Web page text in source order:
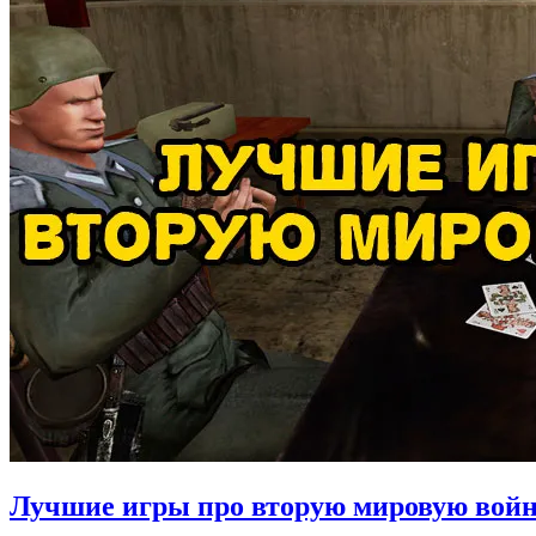
Лучшие игры про вторую мировую